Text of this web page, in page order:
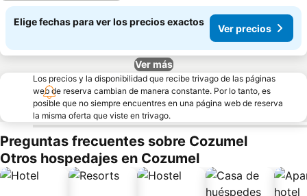
Elige fechas para ver los precios exactos
Ver precios
Ver más
Los precios y la disponibilidad que recibe trivago de las páginas
web de reserva cambian de manera constante. Por lo tanto, es
posible que no siempre encuentres en una página web de reserva
la misma oferta que viste en trivago.
Preguntas frecuentes sobre Cozumel
Otros hospedajes en Cozumel